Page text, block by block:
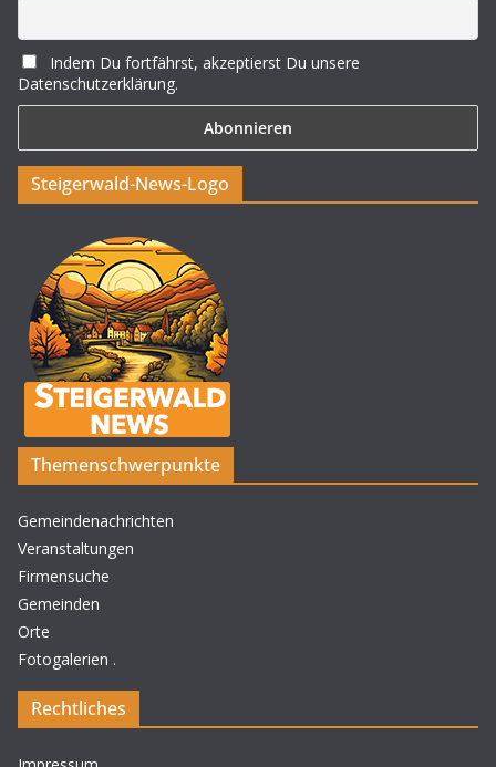
Indem Du fortfährst, akzeptierst Du unsere
Datenschutzerklärung.
Steigerwald-News-Logo
Themenschwerpunkte
Gemeindenachrichten
Veranstaltungen
Firmensuche
Gemeinden
Orte
Fotogalerien .
Rechtliches